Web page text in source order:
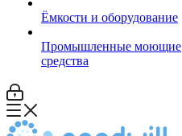
Ёмкости и оборудование
Промышленные моющие
средства